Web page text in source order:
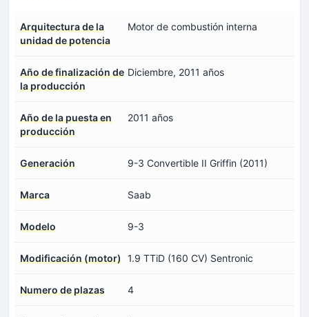
Arquitectura de la
unidad de potencia
Motor de combustión interna
Año de finalización de
la producción
Diciembre, 2011 años
Año de la puesta en
producción
2011 años
Generación 9-3 Convertible II Griffin (2011)
Marca Saab
Modelo 9-3
Modificación (motor) 1.9 TTiD (160 CV) Sentronic
Numero de plazas 4